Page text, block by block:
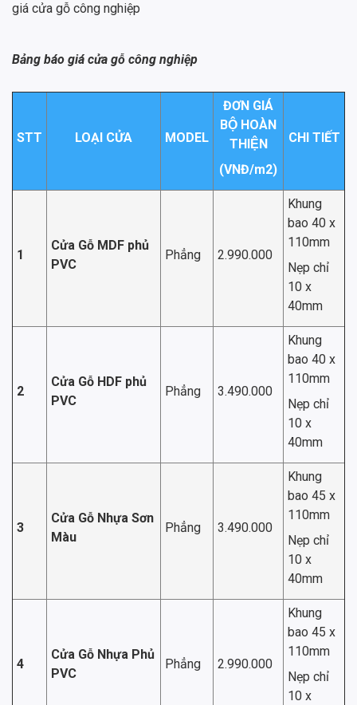
giá cửa gỗ công nghiệp
Bảng báo giá cửa gỗ công nghiệp
STT LOẠI CỬA MODEL
ĐƠN GIÁ
BỘ HOÀN
THIỆN
(VNĐ/m2)
CHI TIẾT
1
Cửa Gỗ MDF phủ
PVC
Phẳng 2.990.000
Khung
bao 40 x
110mm
Nẹp chỉ
10 x
40mm
2
Cửa Gỗ HDF phủ
PVC
Phẳng 3.490.000
Khung
bao 40 x
110mm
Nẹp chỉ
10 x
40mm
3
Cửa Gỗ Nhựa Sơn
Màu
Phẳng 3.490.000
Khung
bao 45 x
110mm
Nẹp chỉ
10 x
40mm
4
Cửa Gỗ Nhựa Phủ
PVC
Phẳng 2.990.000
Khung
bao 45 x
110mm
Nẹp chỉ
10 x